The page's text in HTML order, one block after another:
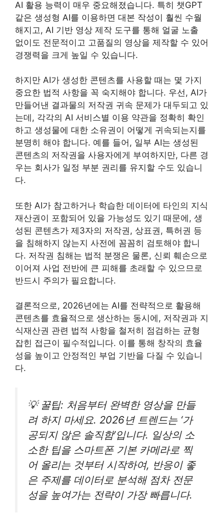
AI 활용 능력이 매우 중요해졌습니다. 특히 챗GPT
같은 생성형 AI를 이용하면 대본 작성이 훨씬 수월
해지고, AI 기반 영상 제작 도구를 통해 얼굴 노출
없이도 전문적이고 고품질의 영상을 제작할 수 있어
경쟁력을 크게 높일 수 있습니다.
하지만 AI가 생성한 콘텐츠를 사용할 때는 몇 가지
중요한 법적 사항을 꼭 숙지해야 합니다. 우선, AI가
만들어낸 결과물의 저작권 귀속 문제가 대두되고 있
는데, 각각의 AI 서비스별 이용 약관을 정확히 확인
하고 생성물에 대한 소유권이 어떻게 귀속되는지를
분명히 해야 합니다. 예를 들어, 일부 AI는 생성된
콘텐츠의 저작권을 사용자에게 부여하지만, 다른 경
우는 회사가 일정 부분 권리를 유지할 수도 있습니
다.
또한 AI가 참고하거나 학습한 데이터에 타인의 지식
재산권이 포함되어 있을 가능성도 있기 때문에, 생
성된 콘텐츠가 제3자의 저작권, 상표권, 특허권 등
을 침해하지 않는지 사전에 꼼꼼히 검토해야 합니
다. 저작권 침해는 법적 분쟁은 물론, 신뢰 훼손으로
이어져 사업 전반에 큰 피해를 초래할 수 있으므로
반드시 주의가 필요합니다.
결론적으로, 2026년에는 AI를 전략적으로 활용해
콘텐츠를 효율적으로 생산하는 동시에, 저작권과 지
식재산권 관련 법적 사항을 철저히 점검하는 균형
잡힌 접근이 필수적입니다. 이를 통해 창작의 효율
성을 높이고 안정적인 부업 기반을 다질 수 있습니
다.
💡 꿀팁: 처음부터 완벽한 영상을 만들
려 하지 마세요. 2026년 트렌드는 ‘가
공되지 않은 솔직함’입니다. 일상의 소
소한 팁을 스마트폰 기본 카메라로 찍
어 올리는 것부터 시작하여, 반응이 좋
은 주제를 데이터로 분석해 점차 전문
성을 높여가는 전략이 가장 빠릅니다.